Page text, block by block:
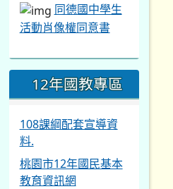
同德國中學生
活動肖像權同意書
12年國教專區
108課綱配套宣導資
料.
桃園市12年國民基本
教育資訊網